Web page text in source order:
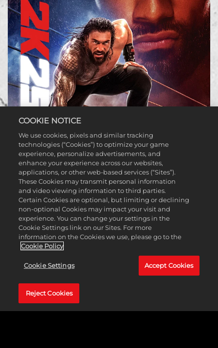
WWE 2K25
MÁS INFORMACIÓN
COOKIE NOTICE
We use cookies, pixels and similar tracking
technologies (“Cookies”) to optimize your game
experience, personalize advertisements, and
enhance your experience across our websites,
applications, or other web-based services (“Sites”).
These Cookies may transmit personal information
and video viewing information to third parties.
Certain Cookies are optional, but limiting or declining
non-optional Cookies may impact your visit and
experience. You can change your settings in the
Cookie Settings link on our Sites. For more
information on the Cookies we use, please go to the
Cookie Policy
Cookie Settings Accept Cookies
Reject Cookies